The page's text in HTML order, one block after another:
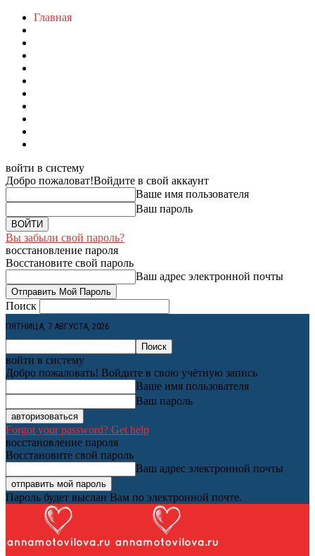
Главная
войти в систему
Добро пожаловат!Войдите в свой аккаунт
Ваше имя пользователя
Ваш пароль
Вы забыли свой пароль?
восстановление пароля
Восстановите свой пароль
Ваш адрес электронной почты
Поиск
ПЯТНИЦА, 7 АВГУСТА, 2026
войти в систему
Добро пожаловать! Войдите в свою учётную запись
Ваше имя пользователя
Ваш пароль
Forgot your password? Get help
восстановление пароля
Восстановите свой пароль
Ваш адрес электронной почты
Пароль будет выслан Вам по электронной почте.